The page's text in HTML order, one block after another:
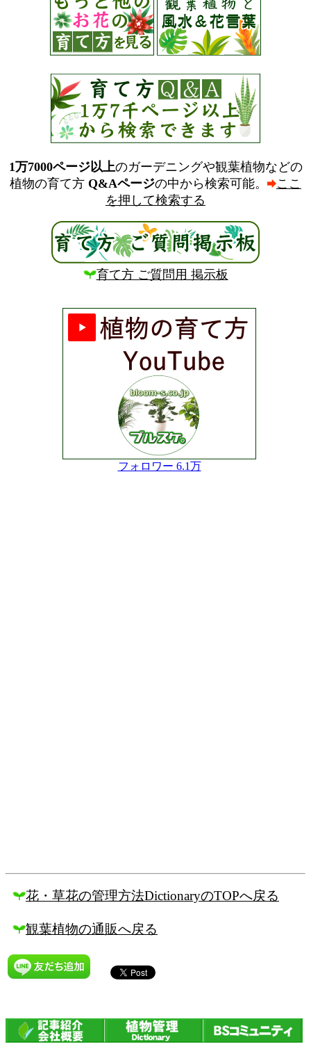
1万7000ページ以上のガーデニングや観葉植物などの
植物の育て方 Q&Aページの中から検索可能。
ここ
を押して検索する
育て方 ご質問用 掲示板
花・草花の管理方法DictionaryのTOPへ戻る
観葉植物の通販へ戻る